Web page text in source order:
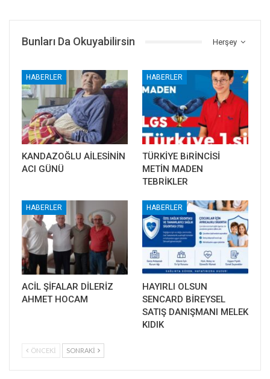
Herşey
Bunları Da Okuyabilirsin
HABERLER
KANDAZOĞLU AİLESİNİN
ACI GÜNÜ
HABERLER
TÜRKİYE BiRİNCİSİ
METİN MADEN
TEBRİKLER
HABERLER
ACİL ŞİFALAR DİLERİZ
AHMET HOCAM
HABERLER
HAYIRLI OLSUN
SENCARD BİREYSEL
SATIŞ DANIŞMANI MELEK
KIDIK
ÖNCEKI SONRAKI